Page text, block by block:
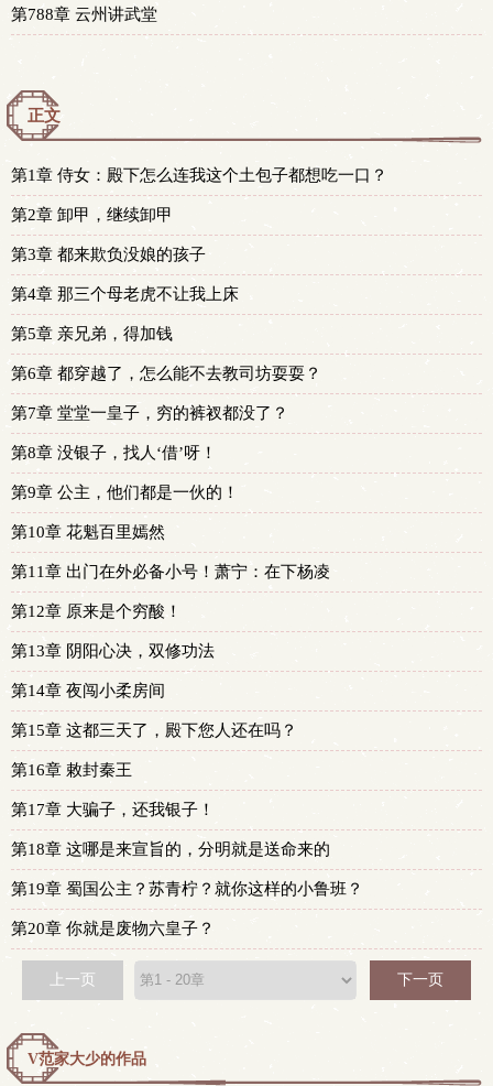
第788章 云州讲武堂
正文
第1章 侍女：殿下怎么连我这个土包子都想吃一口？
第2章 卸甲，继续卸甲
第3章 都来欺负没娘的孩子
第4章 那三个母老虎不让我上床
第5章 亲兄弟，得加钱
第6章 都穿越了，怎么能不去教司坊耍耍？
第7章 堂堂一皇子，穷的裤衩都没了？
第8章 没银子，找人‘借’呀！
第9章 公主，他们都是一伙的！
第10章 花魁百里嫣然
第11章 出门在外必备小号！萧宁：在下杨凌
第12章 原来是个穷酸！
第13章 阴阳心决，双修功法
第14章 夜闯小柔房间
第15章 这都三天了，殿下您人还在吗？
第16章 敕封秦王
第17章 大骗子，还我银子！
第18章 这哪是来宣旨的，分明就是送命来的
第19章 蜀国公主？苏青柠？就你这样的小鲁班？
第20章 你就是废物六皇子？
上一页 下一页
V范家大少的作品